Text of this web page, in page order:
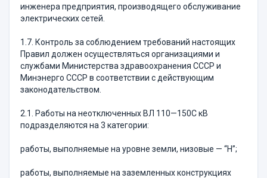
инженера предприятия, производящего обслуживание
электрических сетей.
1.7. Контроль за соблюдением требований настоящих
Правил должен осуществляться организациями и
службами Министерства здравоохранения СССР и
Минэнерго СССР в соответствии с действующим
законодательством.
2.1. Работы на неотключенных ВЛ 110—150С кВ
подразделяются на 3 категории:
работы, выполняемые на уровне земли, низовые — “Н”;
работы, выполняемые на заземленных конструкциях